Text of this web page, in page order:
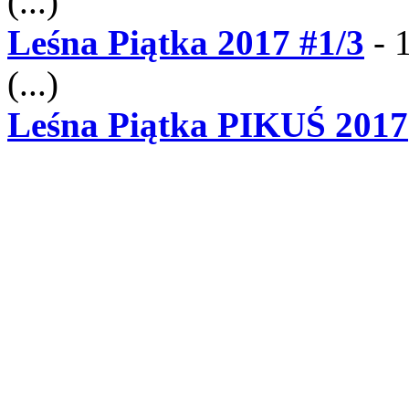
Leśna Piątka 2017 #1/3 -
(...)
Leśna Piątka PIKUŚ 2017